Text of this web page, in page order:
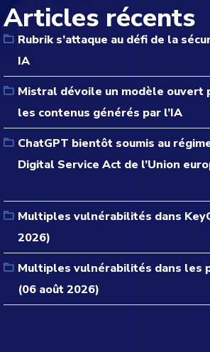
Articles récents
Rubrik s’attaque au défi de la
IA
Mistral dévoile un modèle ouvert
les contenus générés par l’IA
ChatGPT bientôt soumis au
Digital Service Act de l’Union
Multiples vulnérabilités dans
2026)
Multiples vulnérabilités dans les
(06 août 2026)